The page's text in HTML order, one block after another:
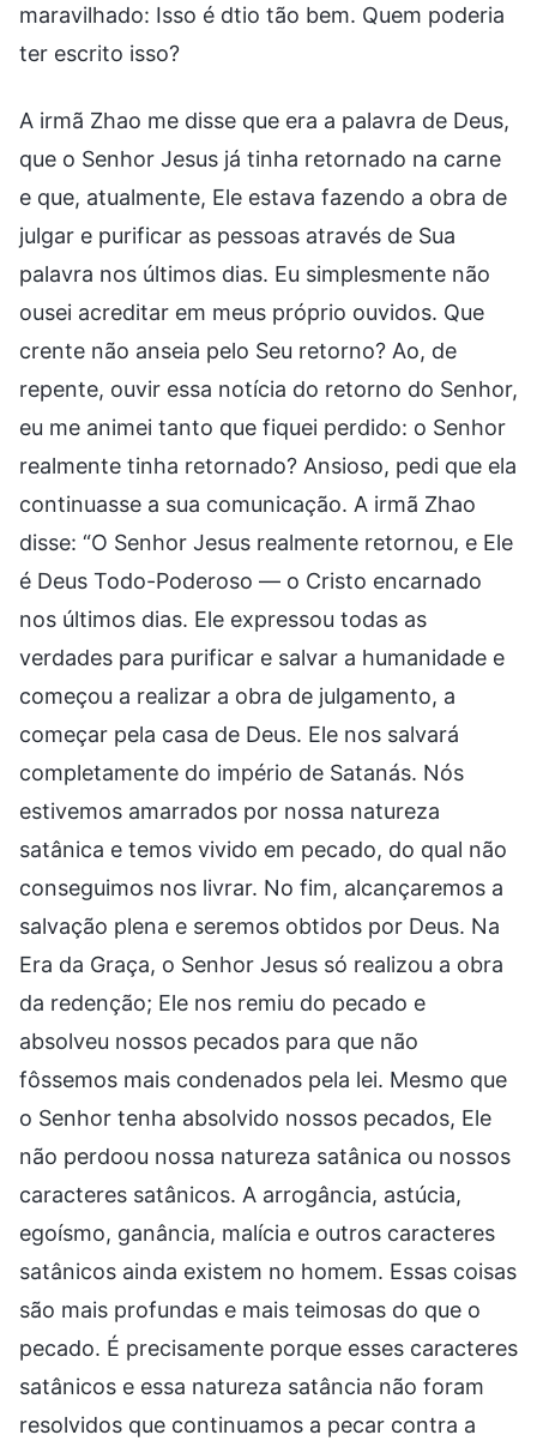
maravilhado: Isso é dtio tão bem. Quem poderia
ter escrito isso?
A irmã Zhao me disse que era a palavra de Deus,
que o Senhor Jesus já tinha retornado na carne
e que, atualmente, Ele estava fazendo a obra de
julgar e purificar as pessoas através de Sua
palavra nos últimos dias. Eu simplesmente não
ousei acreditar em meus próprio ouvidos. Que
crente não anseia pelo Seu retorno? Ao, de
repente, ouvir essa notícia do retorno do Senhor,
eu me animei tanto que fiquei perdido: o Senhor
realmente tinha retornado? Ansioso, pedi que ela
continuasse a sua comunicação. A irmã Zhao
disse: “O Senhor Jesus realmente retornou, e Ele
é Deus Todo-Poderoso — o Cristo encarnado
nos últimos dias. Ele expressou todas as
verdades para purificar e salvar a humanidade e
começou a realizar a obra de julgamento, a
começar pela casa de Deus. Ele nos salvará
completamente do império de Satanás. Nós
estivemos amarrados por nossa natureza
satânica e temos vivido em pecado, do qual não
conseguimos nos livrar. No fim, alcançaremos a
salvação plena e seremos obtidos por Deus. Na
Era da Graça, o Senhor Jesus só realizou a obra
da redenção; Ele nos remiu do pecado e
absolveu nossos pecados para que não
fôssemos mais condenados pela lei. Mesmo que
o Senhor tenha absolvido nossos pecados, Ele
não perdoou nossa natureza satânica ou nossos
caracteres satânicos. A arrogância, astúcia,
egoísmo, ganância, malícia e outros caracteres
satânicos ainda existem no homem. Essas coisas
são mais profundas e mais teimosas do que o
pecado. É precisamente porque esses caracteres
satânicos e essa natureza satância não foram
resolvidos que continuamos a pecar contra a